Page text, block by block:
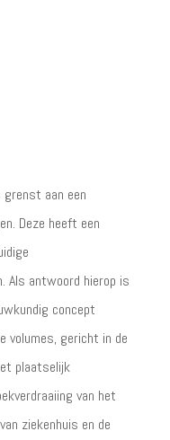
aan een
Deze heeft een
Als antwoord hierop is
concept
volumes, gericht in de
plaatselijk
van het
ziekenhuis en de